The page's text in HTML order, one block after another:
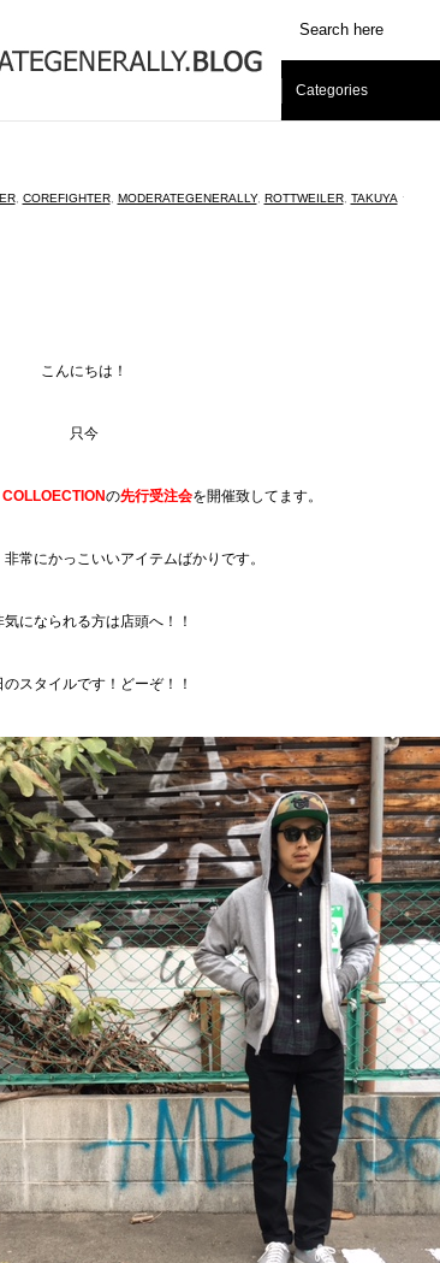
Categories
, COREFIGHTER, MODERATEGENERALLY, ROTTWEILER, TAKUYA ˑ
こんにちは！
只今
の先行受注会を開催致してます。
常にかっこいいアイテムばかりです。
気になられる方は店頭へ！！
のスタイルです！どーぞ！！